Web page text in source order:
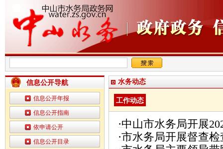
信息公开导航
信息公开年报
信息公开指南
依申请公开
信息公开目录
水务动态
工作动态
·中山市水务局开展
·市水务局开展督查